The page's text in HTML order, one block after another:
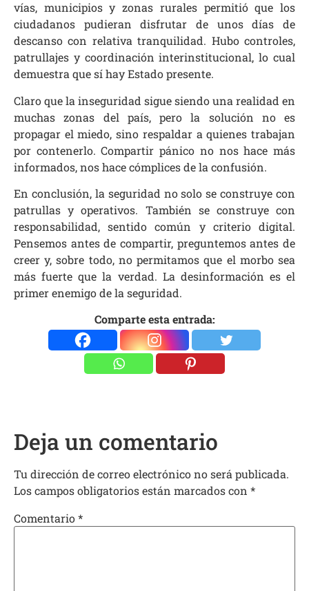
vías, municipios y zonas rurales permitió que los
ciudadanos pudieran disfrutar de unos días de
descanso con relativa tranquilidad. Hubo controles,
patrullajes y coordinación interinstitucional, lo cual
demuestra que sí hay Estado presente.
Claro que la inseguridad sigue siendo una realidad en
muchas zonas del país, pero la solución no es
propagar el miedo, sino respaldar a quienes trabajan
por contenerlo. Compartir pánico no nos hace más
informados, nos hace cómplices de la confusión.
En conclusión, la seguridad no solo se construye con
patrullas y operativos. También se construye con
responsabilidad, sentido común y criterio digital.
Pensemos antes de compartir, preguntemos antes de
creer y, sobre todo, no permitamos que el morbo sea
más fuerte que la verdad. La desinformación es el
primer enemigo de la seguridad.
Comparte esta entrada:
Deja un comentario
Tu dirección de correo electrónico no será publicada.
Los campos obligatorios están marcados con *
Comentario*